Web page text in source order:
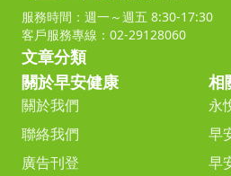
服務時間：週一～週五 8:30-17:30
客戶服務專線：02-29128060
文章分類
關於早安健康
關於我們
聯絡我們
廣告刊登
相
永
早
早